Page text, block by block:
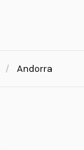
/ Andorra